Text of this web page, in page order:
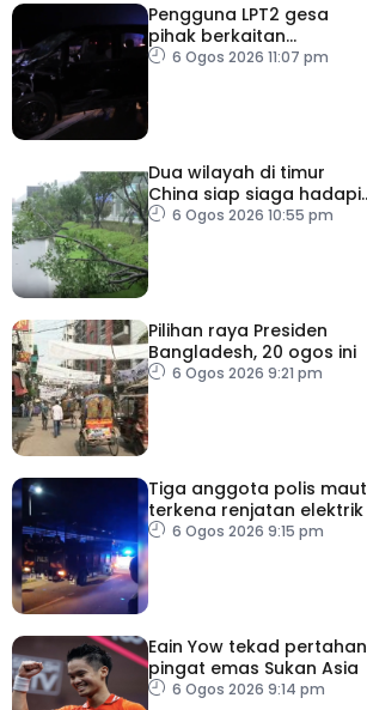
Pengguna LPT2 gesa
pihak berkaitan
pertingkat keselamatan
6 Ogos 2026 11:07 pm
Dua wilayah di timur
China siap siaga hadapi
taufan Dolphin
6 Ogos 2026 10:55 pm
Pilihan raya Presiden
Bangladesh, 20 ogos ini
6 Ogos 2026 9:21 pm
Tiga anggota polis maut
terkena renjatan elektrik
6 Ogos 2026 9:15 pm
Eain Yow tekad pertahan
pingat emas Sukan Asia
6 Ogos 2026 9:14 pm